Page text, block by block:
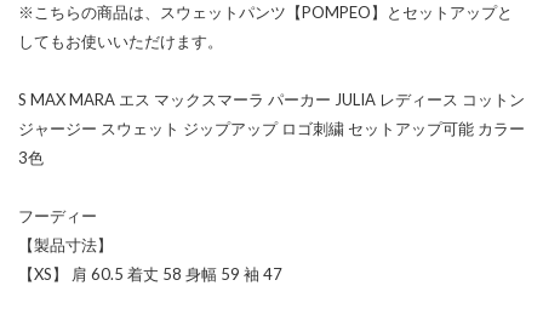
※こちらの商品は、スウェットパンツ【POMPEO】とセットアップと
してもお使いいただけます。
S MAX MARA エス マックスマーラ パーカー JULIA レディース コットン
ジャージー スウェット ジップアップ ロゴ刺繍 セットアップ可能 カラー
3色
フーディー
【製品寸法】
【XS】 肩 60.5 着丈 58 身幅 59 袖 47